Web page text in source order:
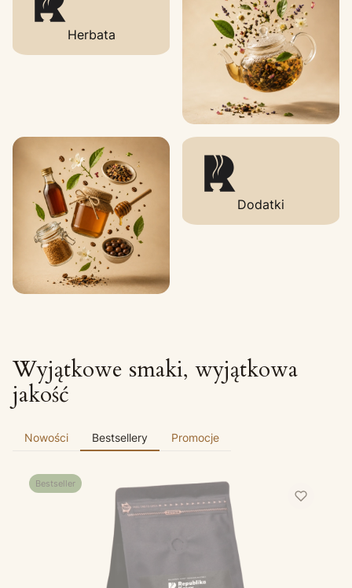
Herbata
Dodatki
Wyjątkowe smaki, wyjątkowa
jakość
Nowości Bestsellery Promocje
Bestseller